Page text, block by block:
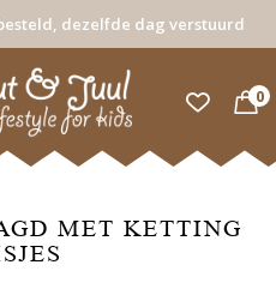
dezelfde dag verstuurd
0
MET KETTING